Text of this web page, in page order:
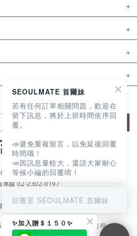
/ Mon - Fri(例假日除外)
專線 02-2302-0197
類型
/ 營業人名稱：首爾妹服裝有限公司
SEOULMATE 首爾妹
若有任何訂單相關問題，歡迎在
留下訊息，將於上班時間依序回
覆。
📣避免重複留言，以免延後回覆
時間哦！
📣因訊息量較大，還請大家耐心
等候小編的回覆唷！
回覆至 SEOULMATE 首爾妹
✨加入贈＄１５０✨